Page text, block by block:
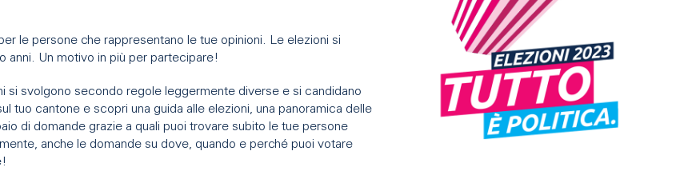
le persone che rappresentano le tue opinioni. Le elezioni si
anni. Un motivo in più per partecipare!
si svolgono secondo regole leggermente diverse e si candidano
tuo cantone e scopri una guida alle elezioni, una panoramica delle
di domande grazie a quali puoi trovare subito le tue persone
anche le domande su dove, quando e perché puoi votare